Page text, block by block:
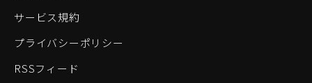
サービス規約
プライバシーポリシー
RSSフィード